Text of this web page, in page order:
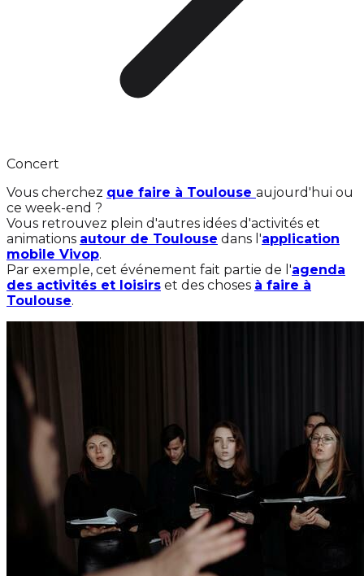
Concert
Vous cherchez que faire à Toulouse aujourd'hui ou
ce week-end ?
Vous retrouvez plein d'autres idées d'activités et
animations autour de Toulouse dans l'application
mobile Vivop.
Par exemple, cet événement fait partie de l'agenda
des activités et loisirs et des choses à faire à
Toulouse.